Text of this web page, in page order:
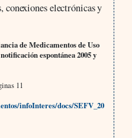
conexiones electrónicas y
de Medicamentos de Uso
espontánea 2005 y
11
infoInteres/docs/SEFV_20